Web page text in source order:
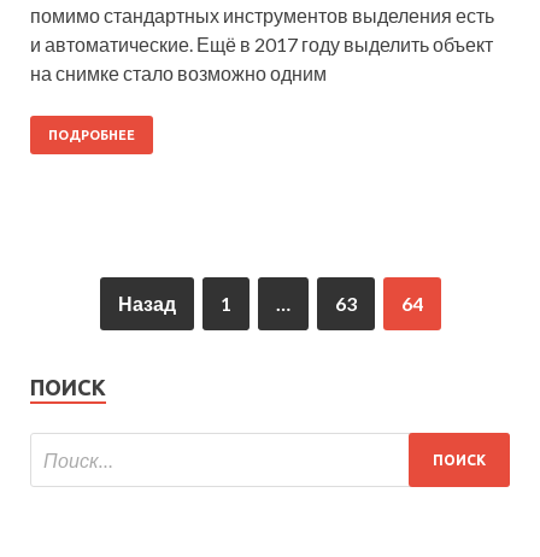
помимо стандартных инструментов выделения есть
и автоматические. Ещё в 2017 году выделить объект
на снимке стало возможно одним
ПОДРОБНЕЕ
Назад 1 … 63 64
ПОИСК